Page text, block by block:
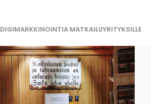
DIGIMARKKINOINTIA MATKAILUYRITYKSILLE